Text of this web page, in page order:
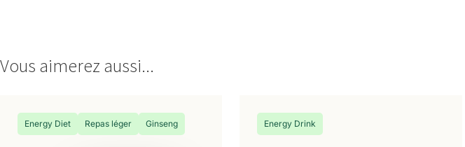
Vous aimerez aussi...
Energy Diet Repas léger Ginseng Energy Drink